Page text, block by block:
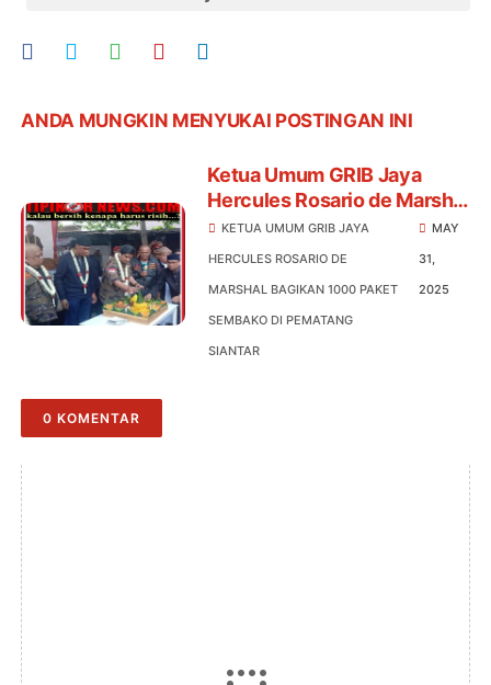
ANDA MUNGKIN MENYUKAI POSTINGAN INI
Ketua Umum GRIB Jaya
Hercules Rosario de Marshal
Bagikan 1000 Paket
Sembako di Pematang
KETUA UMUM GRIB JAYA
HERCULES ROSARIO DE
MARSHAL BAGIKAN 1000 PAKET
SEMBAKO DI PEMATANG
SIANTAR
MAY
31,
2025
0 KOMENTAR